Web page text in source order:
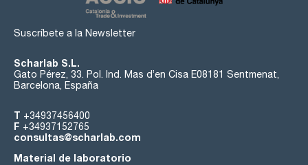
Suscríbete a la Newsletter
Scharlab S.L.
Gato Pérez, 33. Pol. Ind. Mas d’en Cisa E08181 Sentmenat,
Barcelona, España
T +34937456400
F +34937152765
consultas@scharlab.com
Material de laboratorio